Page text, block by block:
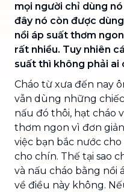
mọi người chỉ dùng
đây nó còn được
nồi áp suất thơm
rất nhiều. Tuy nhiên
suất thì không phải ai
Cháo từ xưa đến nay
vẫn dùng những
nấu đó thôi, hạt cháo
thơm ngon vì đơn
việc bạn bắc nước
cho chín. Thế tại sao
và nấu cháo bằng nồi
về điều này không.